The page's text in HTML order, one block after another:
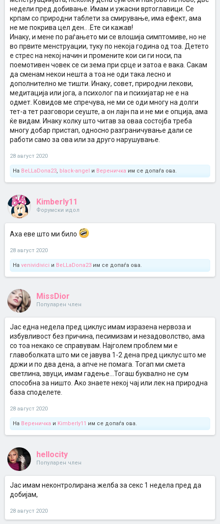
недели пред добивање. Имам и ужасни вртоглавици. Се
крпам со природни таблети за смирување, има ефект, ама
не ме покрива цел ден.. .Ете си кажав!
Инаку, и мене по раѓањето ми се влошија симптомиве, но не
во првите менструации, туку по некоја година од тоа. Детето
е стрес на некој начин и промените кои си ги носи, па
поемотивен човек се си зема при срце и затоа е вака. Сакам
да сменам некои нешта а тоа не оди така лесно и
дополнително ме тишти. Инаку, совет, природни лекови,
медитација или јога, а психолог па и психијатар не е на
одмет. Ковидов ме спречува, не ми се оди многу на долги
тет-а тет разговори сеуште, а он лајн па и не ми е опција, ама
ќе видам. Инаку колку што читав за оваа состојба треба
многу добар пристап, односно разграничување дали се
работи само за ова или за друго нарушување.
28 август 2020
На BeLLaDona23, black-angel и Вереничка им се допаѓа ова.
Kimberly11
Форумски идол
Аха еве што ми било
28 август 2020
На venividivici и BeLLaDona23 им се допаѓа ова.
MissDior
Популарен член
Јас една недела пред циклус имам изразена нервоза и
избувливост без причина, песимизам и незадоволство, ама
со тоа некако се справувам. Најголем проблем ми е
главоболката што ми се јавува 1-2 дена пред циклус што ме
држи и по два дена, а апче не помага. Тогап ми смета
светлина, звуци, имам гадење...Тогаш буквално не сум
способна за ништо. Ако знаете некој чај или лек на природна
база споделете.
28 август 2020
На Вереничка и Kimberly11 им се допаѓа ова.
hellocity
Популарен член
Јас имам неконтролирана желба за секс 1 недела пред да
добијам,
28 август 2020